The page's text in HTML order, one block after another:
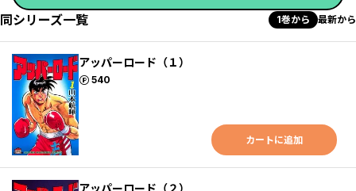
同シリーズ一覧 1巻から 最新から
アッパーロード（１）
540
ポイント
カートに追加